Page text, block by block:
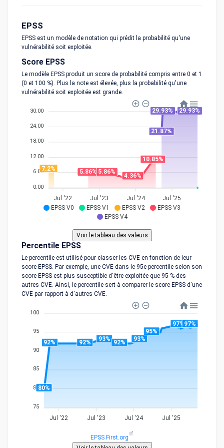
EPSS
EPSS est un modèle de notation qui prédit la probabilité qu'une
vulnérabilité soit exploitée.
Score EPSS
Le modèle EPSS produit un score de probabilité compris entre 0 et 1
(0 et 100 %). Plus la note est élevée, plus la probabilité qu'une
vulnérabilité soit exploitée est grande.
EPSS V0 EPSS V1 EPSS V2
EPSS V3
EPSS V4
30.00
24.00
18.00
12.00
6.00
0.00
7.2% 5.86% 5.86%
4.36%
10.85%
21.87%
29.93% 29.93%
Jul '22 Jul '23 Jul '24 Jul '25
Percentile EPSS
Le percentile est utilisé pour classer les CVE en fonction de leur
score EPSS. Par exemple, une CVE dans le 95e percentile selon son
score EPSS est plus susceptible d'être exploitée que 95 % des
autres CVE. Ainsi, le percentile sert à comparer le score EPSS d'une
CVE par rapport à d'autres CVE.
100
95
90
85
80
75
80%
92% 92%
93%
92%
93%
95%
97% 97%
Jul '22 Jul '23 Jul '24 Jul '25
EPSS First.org